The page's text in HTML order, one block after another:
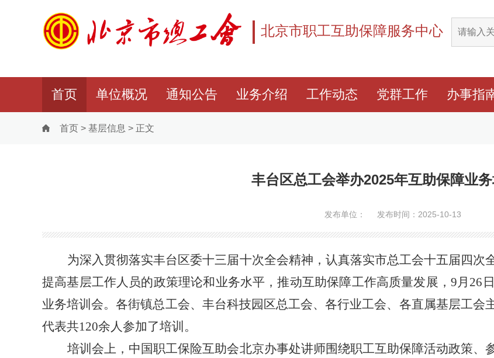
北京市职工互助保障服务中心
首页 单位概况 通知公告 业务介绍 工作动态 党群工作 办事指
首页 > 基层信息 > 正文
丰台区总工会举办2025年互助保障业
发布单位： 发布时间：2025-10-13
为深入贯彻落实丰台区委十三届十次全会精神，认真落实市总工会十五届四次
提高基层工作人员的政策理论和业务水平，推动互助保障工作高质量发展， 9月 26
业务培训会。各街镇总工会、丰台科技园区总工会、各行业工会、各直属基层工会
代表共120余人参加了培训。
培训会上，中国职工保险互助会北京办事处讲师围绕职工互助保障活动政策